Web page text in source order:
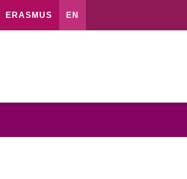
ERASMUS EN